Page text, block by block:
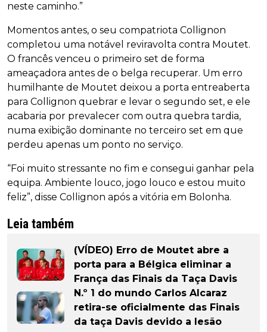
neste caminho.”
Momentos antes, o seu compatriota Collignon
completou uma notável reviravolta contra Moutet.
O francês venceu o primeiro set de forma
ameaçadora antes de o belga recuperar. Um erro
humilhante de Moutet deixou a porta entreaberta
para Collignon quebrar e levar o segundo set, e ele
acabaria por prevalecer com outra quebra tardia,
numa exibição dominante no terceiro set em que
perdeu apenas um ponto no serviço.
“Foi muito stressante no fim e consegui ganhar pela
equipa. Ambiente louco, jogo louco e estou muito
feliz”, disse Collignon após a vitória em Bolonha.
Leia também
(VÍDEO) Erro de Moutet abre a
porta para a Bélgica eliminar a
França das Finais da Taça Davis
N.º 1 do mundo Carlos Alcaraz
retira-se oficialmente das Finais
da taça Davis devido a lesão